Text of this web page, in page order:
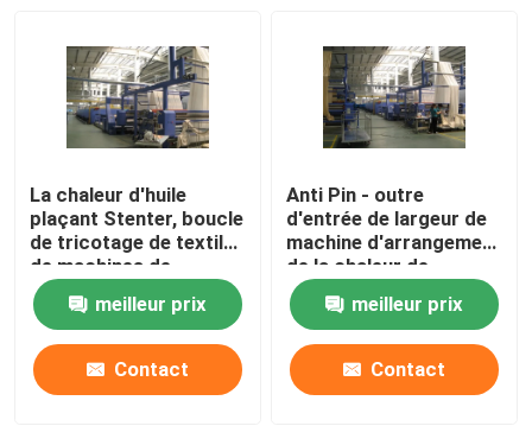
La chaleur d'huile
plaçant Stenter, boucle
de tricotage de textile
de machines de
finissage à humidité
contrôléemeilleur prix
Contact
Anti Pin - outre
d'entrée de largeur de
machine d'arrangement
de la chaleur de
tissu/de
refroidissement à l'air
ouverts tricotés
meilleur prix
Contact